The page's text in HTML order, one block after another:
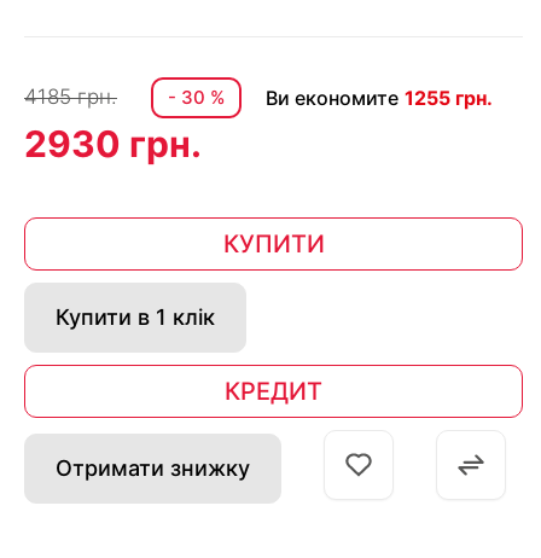
4185 грн. - 30 % Ви економите 1255 грн.
2930 грн.
КУПИТИ
Купити в 1 клік
КРЕДИТ
Отримати знижку